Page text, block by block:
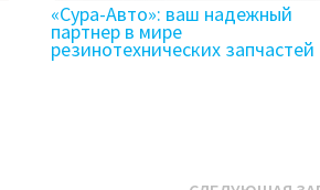
«Сура-Авто»: ваш надежный
партнер в мире
резинотехнических запчастей